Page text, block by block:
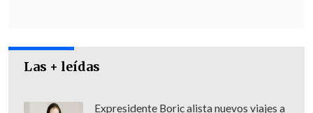
Las + leídas
Expresidente Boric alista nuevos viajes a